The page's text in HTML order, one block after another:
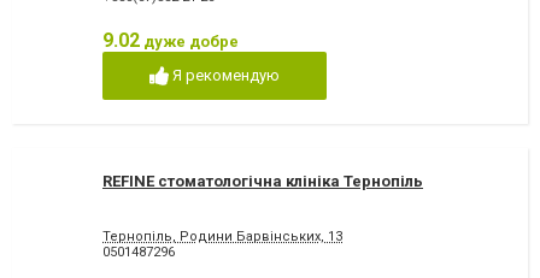
9.02 дуже добре
Я рекомендую
REFINE стоматологічна клініка Тернопіль
Тернопіль, Родини Барвінських, 13
0501487296